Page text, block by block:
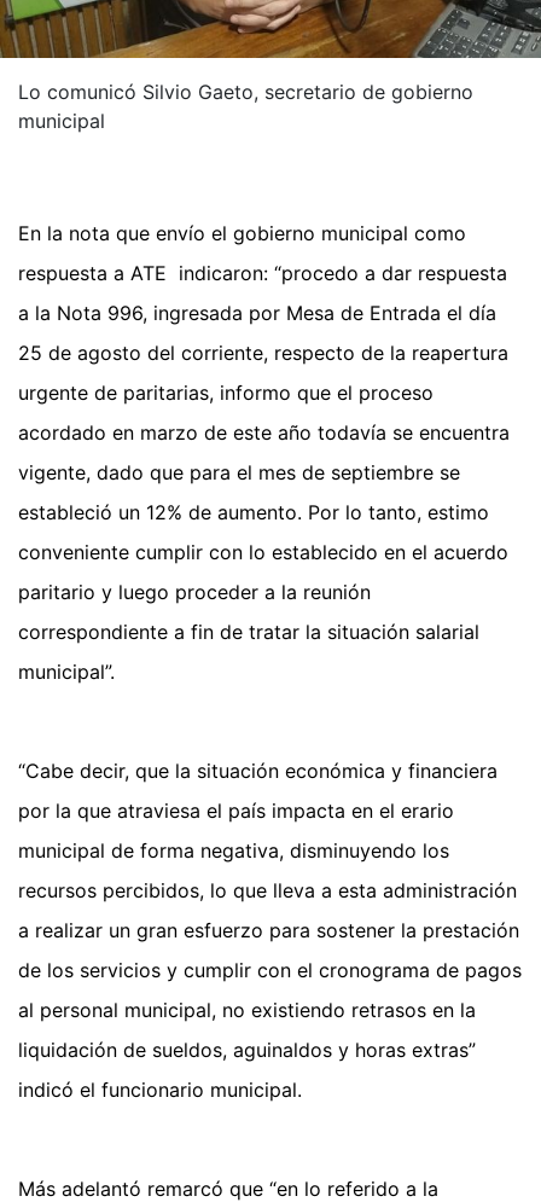
Lo comunicó Silvio Gaeto, secretario de gobierno
municipal
En la nota que envío el gobierno municipal como
respuesta a ATE indicaron: “procedo a dar respuesta
a la Nota 996, ingresada por Mesa de Entrada el día
25 de agosto del corriente, respecto de la reapertura
urgente de paritarias, informo que el proceso
acordado en marzo de este año todavía se encuentra
vigente, dado que para el mes de septiembre se
estableció un 12% de aumento. Por lo tanto, estimo
conveniente cumplir con lo establecido en el acuerdo
paritario y luego proceder a la reunión
correspondiente a fin de tratar la situación salarial
municipal”.
“Cabe decir, que la situación económica y financiera
por la que atraviesa el país impacta en el erario
municipal de forma negativa, disminuyendo los
recursos percibidos, lo que lleva a esta administración
a realizar un gran esfuerzo para sostener la prestación
de los servicios y cumplir con el cronograma de pagos
al personal municipal, no existiendo retrasos en la
liquidación de sueldos, aguinaldos y horas extras”
indicó el funcionario municipal.
Más adelantó remarcó que “en lo referido a la